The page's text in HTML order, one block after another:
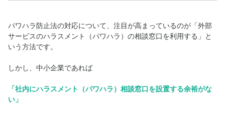
パワハラ防止法の対応について、注目が高まっているのが「外部
サービスのハラスメント（パワハラ）の相談窓口を利用する」と
いう方法です。
しかし、中小企業であれば
「社内にハラスメント（パワハラ）相談窓口を設置する余裕がな
い」